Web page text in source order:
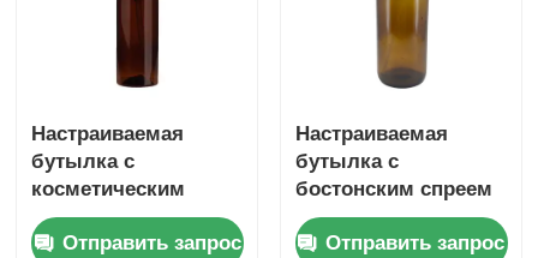
Настраиваемая
бутылка с
косметическим
спреем 60 мл 2
унции бутылка с
Отправить запрос
Настраиваемая
бутылка с
бостонским спреем
Амберная 500 мл
бутылка с
Отправить запрос